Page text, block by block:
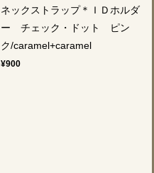
ネックストラップ＊ＩＤホルダ
ー チェック・ドット ピン
ク/caramel+caramel
¥900